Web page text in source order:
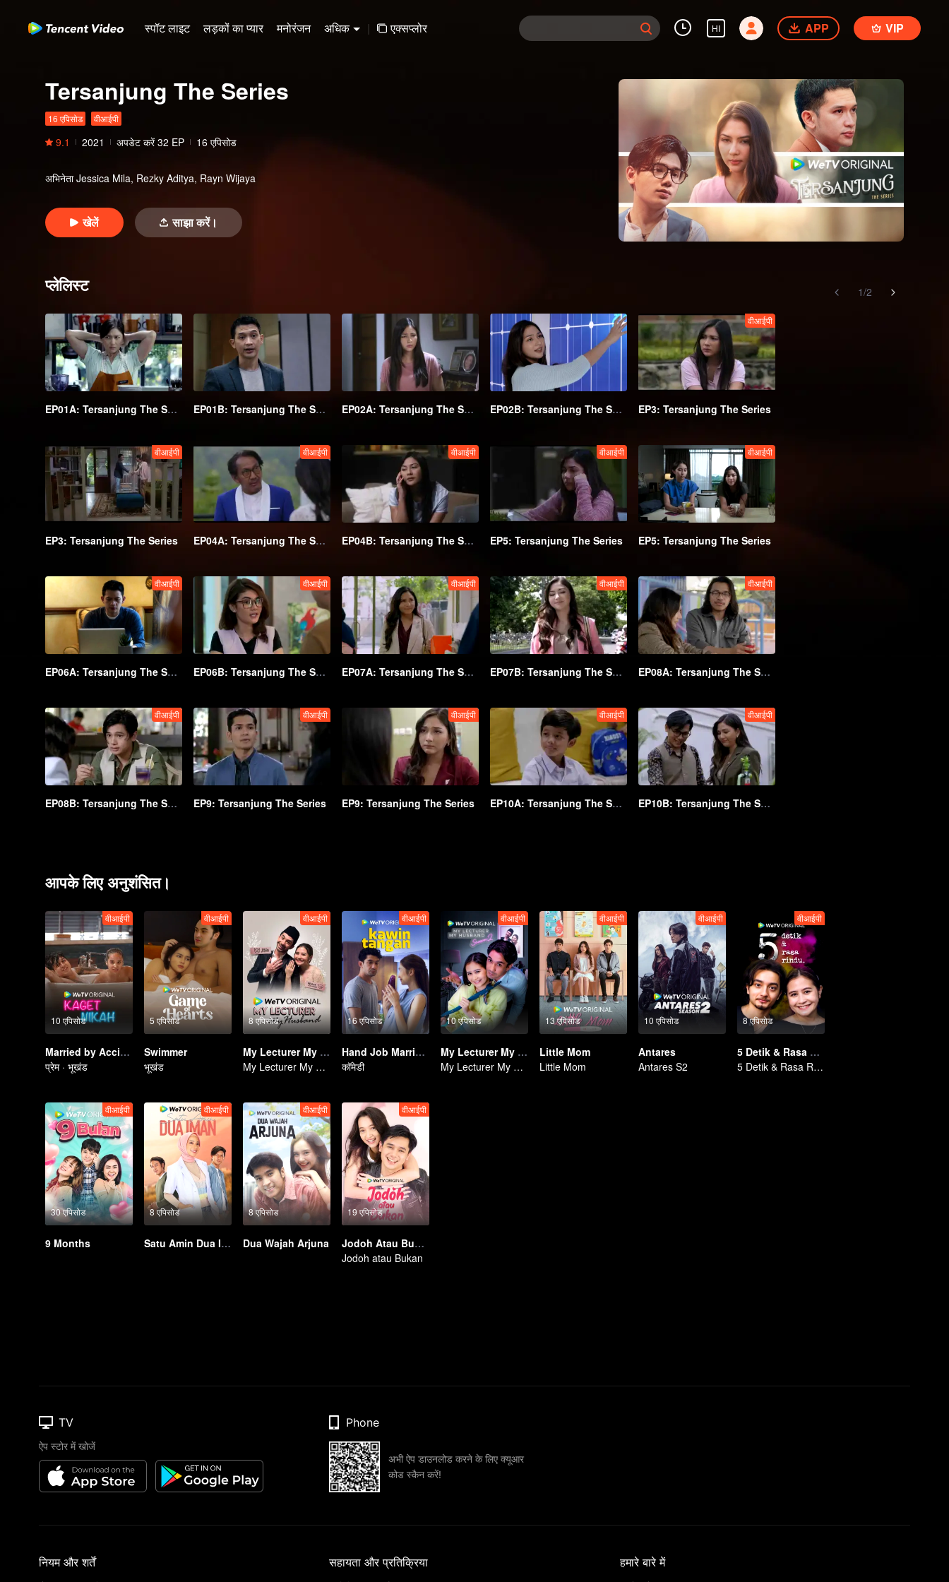
स्पॉट लाइट लड़कों का प्यार मनोरंजन अधिक | एक्सप्लोर HI APP VIP
Tersanjung The Series
16 एपिसोड वीआईपी
9.1 2021 अपडेट करें 32 EP 16 एपिसोड
अभिनेता Jessica Mila, Rezky Aditya, Rayn Wijaya
खेलें साझा करें।
प्लेलिस्ट 1/2
EP01A: Tersanjung The Series EP01B: Tersanjung The Series EP02A: Tersanjung The Series EP02B: Tersanjung The Series
वीआईपी
EP3: Tersanjung The Series
वीआईपी
EP3: Tersanjung The Series
वीआईपी
EP04A: Tersanjung The Series
वीआईपी
EP04B: Tersanjung The Series
वीआईपी
EP5: Tersanjung The Series
वीआईपी
EP5: Tersanjung The Series
वीआईपी
EP06A: Tersanjung The Series
वीआईपी
EP06B: Tersanjung The Series
वीआईपी
EP07A: Tersanjung The Series
वीआईपी
EP07B: Tersanjung The Series
वीआईपी
EP08A: Tersanjung The Series
वीआईपी
EP08B: Tersanjung The Series
वीआईपी
EP9: Tersanjung The Series
वीआईपी
EP9: Tersanjung The Series
वीआईपी
EP10A: Tersanjung The Series
वीआईपी
EP10B: Tersanjung The Series
आपके लिए अनुशंसित।
10 एपिसोड
वीआईपी
Married by Accident
प्रेम · भूखंड
5 एपिसोड
वीआईपी
Swimmer
भूखंड
8 एपिसोड
वीआईपी
My Lecturer My Husband
My Lecturer My Husband
16 एपिसोड
वीआईपी
Hand Job Marriage
कॉमेडी
10 एपिसोड
वीआईपी
My Lecturer My Husband
My Lecturer My Husband
13 एपिसोड
वीआईपी
Little Mom
Little Mom
10 एपिसोड
वीआईपी
Antares
Antares S2
8 एपिसोड
वीआईपी
5 Detik & Rasa Rindu
5 Detik & Rasa Rindu
30 एपिसोड
वीआईपी
9 Months
8 एपिसोड
वीआईपी
Satu Amin Dua Iman
8 एपिसोड
वीआईपी
Dua Wajah Arjuna
19 एपिसोड
वीआईपी
Jodoh Atau Bukan
Jodoh atau Bukan
TV
ऐप स्टोर में खोजें
Phone
अभी ऐप डाउनलोड करने के लिए क्यूआर
कोड स्कैन करें!
नियम और शर्तें सहायता और प्रतिक्रिया हमारे बारे में